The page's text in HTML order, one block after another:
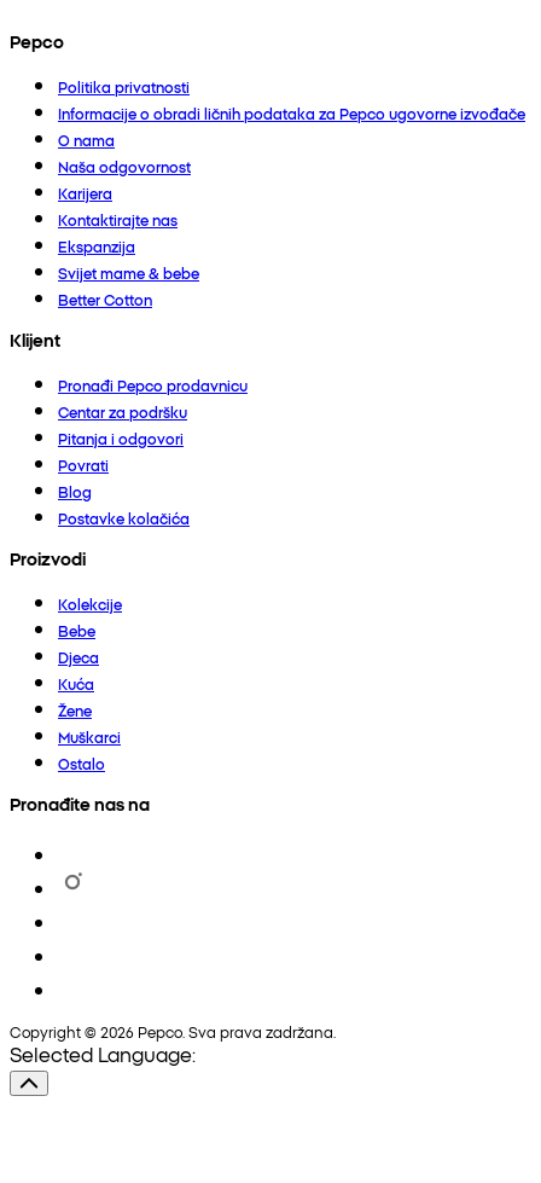
Pepco
Politika privatnosti
Informacije o obradi ličnih podataka za Pepco ugovorne izvođače
O nama
Naša odgovornost
Karijera
Kontaktirajte nas
Ekspanzija
Svijet mame & bebe
Better Cotton
Klijent
Pronađi Pepco prodavnicu
Centar za podršku
Pitanja i odgovori
Povrati
Blog
Postavke kolačića
Proizvodi
Kolekcije
Bebe
Djeca
Kuća
Žene
Muškarci
Ostalo
Pronađite nas na
Copyright © 2026 Pepco. Sva prava zadržana.
Selected Language: